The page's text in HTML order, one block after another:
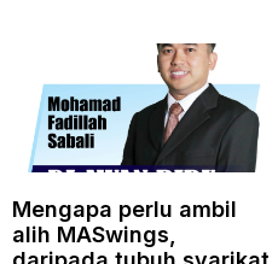
Mengapa perlu ambil
alih MASwings,